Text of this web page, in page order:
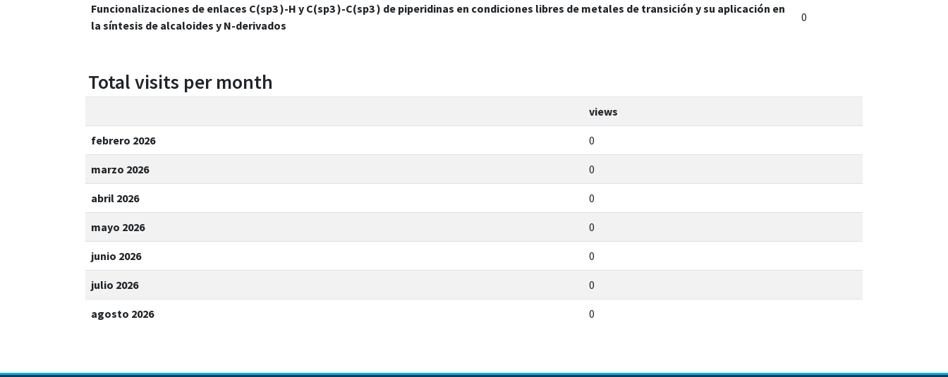
Funcionalizaciones de enlaces C(sp3 )-H y C(sp3 )-C(sp3 ) de piperidinas en condiciones libres de metales de transición y su aplicación en
la síntesis de alcaloides y N-derivados
0
Total visits per month
views
febrero 2026 0
marzo 2026 0
abril 2026 0
mayo 2026 0
junio 2026 0
julio 2026 0
agosto 2026 0